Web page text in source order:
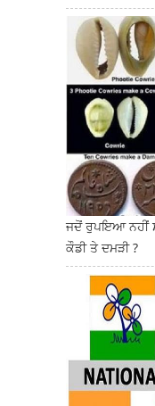
ਜਦੋਂ ਰੁਪਇਆ ਨਹੀਂ
ਕੌਡੀ ਤੇ ਦਮੜੀ ?